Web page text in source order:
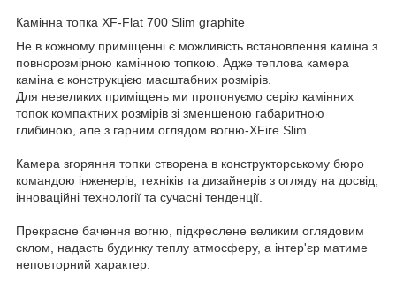
Камінна топка XF-Flat 700 Slim graphite
Не в кожному приміщенні є можливість встановлення каміна з
повнорозмірною камінною топкою. Адже теплова камера
каміна є конструкцією масштабних розмірів. ⠀
Для невеликих приміщень ми пропонуємо серію камінних
топок компактних розмірів зі зменшеною габаритною
глибиною, але з гарним оглядом вогню-XFire Slim. ⠀
Камера згоряння топки створена в конструкторському бюро
командою інженерів, техніків та дизайнерів з огляду на досвід,
інноваційні технології та сучасні тенденції. ⠀
Прекрасне бачення вогню, підкреслене великим оглядовим
склом, надасть будинку теплу атмосферу, а інтер'єр матиме
неповторний характер. ⠀